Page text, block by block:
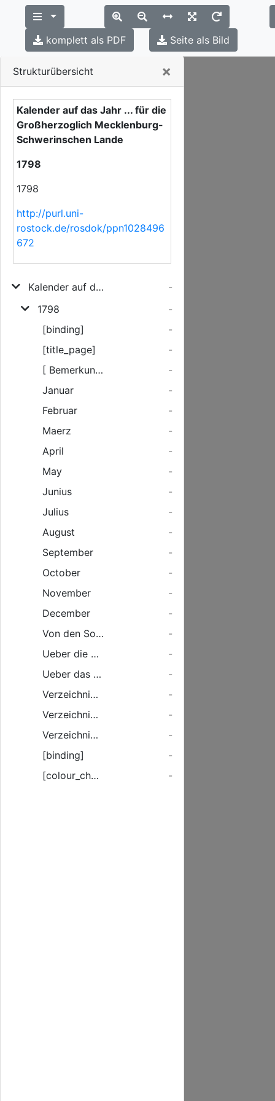
Strukturübersicht ×
Kalender auf das Jahr ... für die
Großherzoglich Mecklenburg-
Schwerinschen Lande
1798
1798
http://purl.uni-
rostock.de/rosdok/ppn1028496
672
Kalender auf das Jahr ... für die Großherzoglich Mecklenburg-Schwerinschen Lande
-
1798
-
[binding]
-
[title_page]
-
[ Bemerkungen zum Jahr 1798 und Hinweise zu Zeichen und Abkürzungen ]
-
Januar
-
Februar
-
Maerz
-
April
-
May
-
Junius
-
Julius
-
August
-
September
-
October
-
November
-
December
-
Von den Sonnen- und Mondfinsternissen des Jahres 1798.
-
Ueber die Vortheile des Anbaues der unächten Acacie.
-
Ueber das Betragen gegen den Arzt.
-
Verzeichniß der jetztlebenden hohen königlichen und fürstlichen Personen in Europa.
-
Verzeichniß der Post-Course in dem Herzogthum Mecklenburg-Schwerin
-
Verzeichniß der Jahrmärkte.
-
[binding]
-
[colour_checker]
-
komplett als PDF Seite als Bild